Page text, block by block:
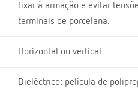
fixar à armação e evitar
terminais de porcelana.
Horizontal ou vertical
Dieléctrico: película de